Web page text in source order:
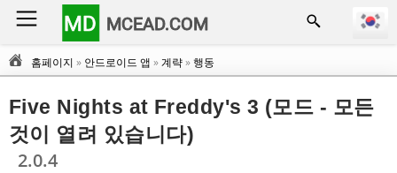
MD MCEAD.COM
홈페이지 » 안드로이드 앱 »계략»행동
Five Nights at Freddy's 3 (모드 - 모든
것이 열려 있습니다)
2.0.4